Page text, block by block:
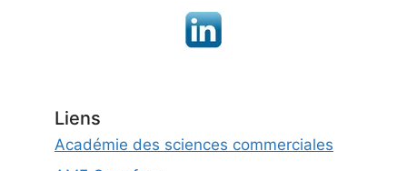
Liens
Académie des sciences commerciales